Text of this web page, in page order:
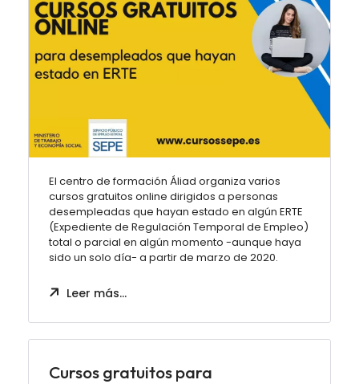
El centro de formación Áliad organiza varios
cursos gratuitos online dirigidos a personas
desempleadas que hayan estado en algún ERTE
(Expediente de Regulación Temporal de Empleo)
total o parcial en algún momento -aunque haya
sido un solo día- a partir de marzo de 2020.
Leer más…
Cursos gratuitos para